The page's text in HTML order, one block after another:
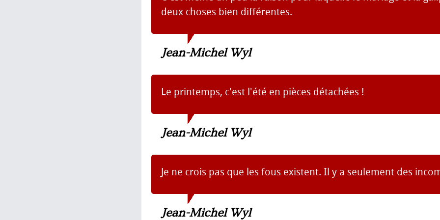
deux choses bien différentes.
Jean-Michel Wyl
Le printemps, c'est l'été en pièces détachées !
Jean-Michel Wyl
Je ne crois pas que les fous existent. Il y a seulement des
Jean-Michel Wyl